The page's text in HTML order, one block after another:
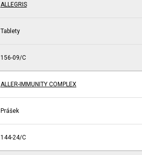
ALLEGRIS
Tablety
156-09/C
ALLER-IMMUNITY COMPLEX
Prášek
144-24/C